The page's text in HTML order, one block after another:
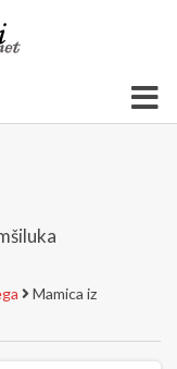
Mamica iz